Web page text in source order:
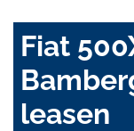
Fiat
leasen